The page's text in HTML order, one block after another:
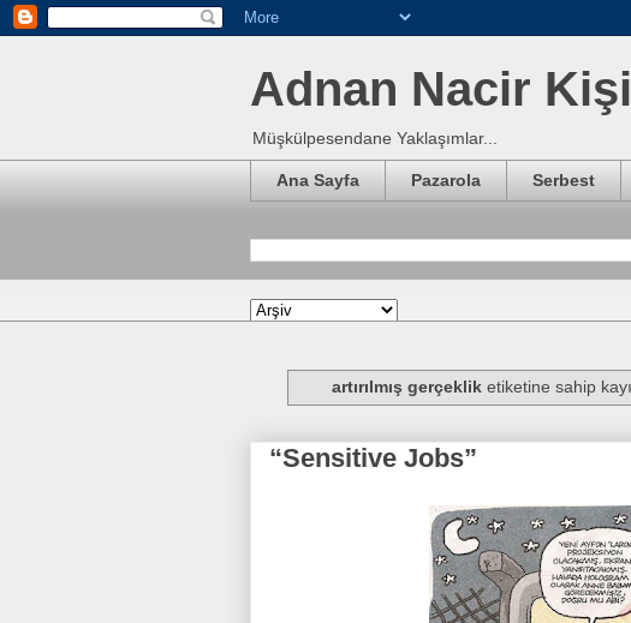
Adnan Nacir
Müşkülpesendane Yaklaşımlar...
Ana Sayfa Pazarola Serbest
artırılmış gerçekliketiketine sahip
“Sensitive Jobs”